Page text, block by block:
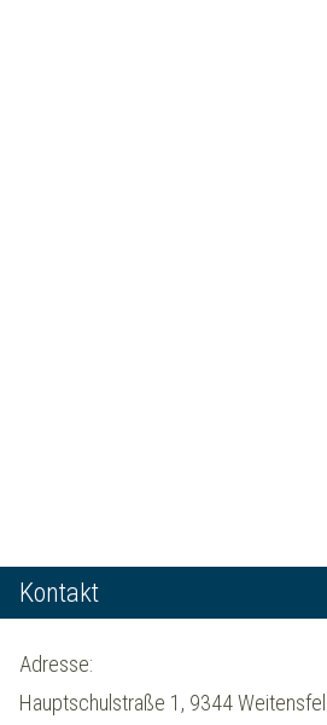
Kontakt
Adresse:
Hauptschulstraße 1, 9344